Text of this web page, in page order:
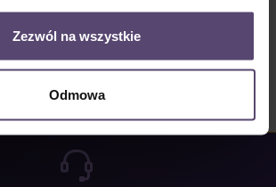
Zezwól na wszystkie
Odmowa